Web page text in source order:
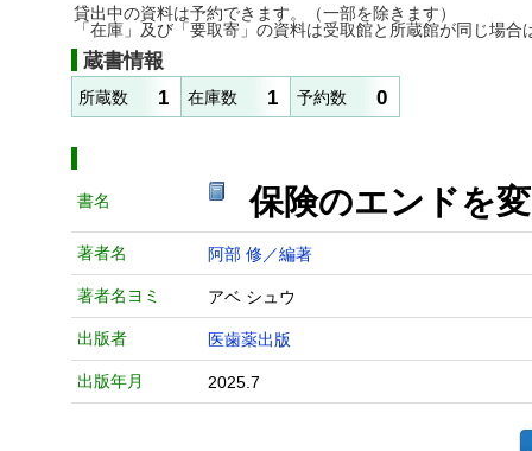
貸出中の資料は予約できます。（一部を除きます）
「在庫」及び「要取寄」の資料は受取館と所蔵館が同じ場合
蔵書情報
所蔵数 1 在庫数 1 予約数 0
書名 保険のエンドを
著者名 阿部 修／編著
著者名ヨミ アベ シュウ
出版者 医歯薬出版
出版年月 2025.7